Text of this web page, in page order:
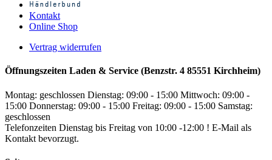
Kontakt
Online Shop
Vertrag widerrufen
Öffnungszeiten Laden & Service (Benzstr. 4 85551 Kirchheim)
Montag: geschlossen Dienstag: 09:00 - 15:00 Mittwoch: 09:00 -
15:00 Donnerstag: 09:00 - 15:00 Freitag: 09:00 - 15:00 Samstag:
geschlossen
Telefonzeiten Dienstag bis Freitag von 10:00 -12:00 ! E-Mail als
Kontakt bevorzugt.